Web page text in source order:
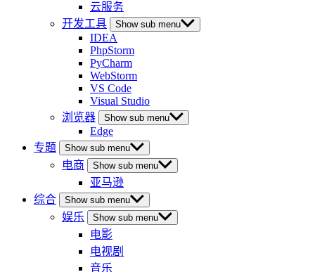
云服务
开发工具
Show sub menu
IDEA
PhpStorm
PyCharm
WebStorm
VS Code
Visual Studio
浏览器
Show sub menu
Edge
专题
Show sub menu
电商 Show sub menu
亚马逊
综合
Show sub menu
娱乐 Show sub menu
电影
电视剧
音乐